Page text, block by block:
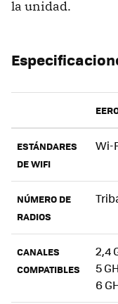
la unidad.
ESTÁNDARES
DE WIFI
Wi-
NÚMERO DE
RADIOS
CANALES
COMPATIBLES
2,4
5
6